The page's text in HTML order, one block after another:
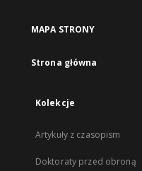
MAPA STRONY
Strona główna
Kolekcje
Artykuły z czasopism
Doktoraty przed obroną